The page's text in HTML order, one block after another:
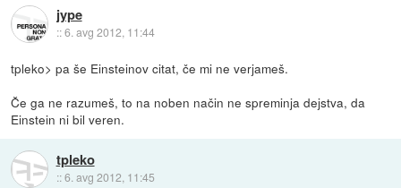
jype
::6. avg 2012, 11:44
tpleko> pa še Einsteinov citat, če mi ne verjameš.
Če ga ne razumeš, to na noben način ne spreminja dejstva, da
Einstein ni bil veren.
tpleko
::6. avg 2012, 11:45